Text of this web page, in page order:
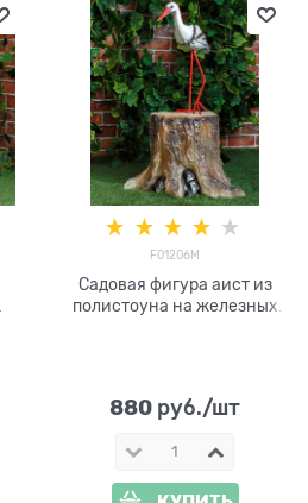
F01206M
Садовая фигура аист из
полистоуна на железных
880 руб./шт